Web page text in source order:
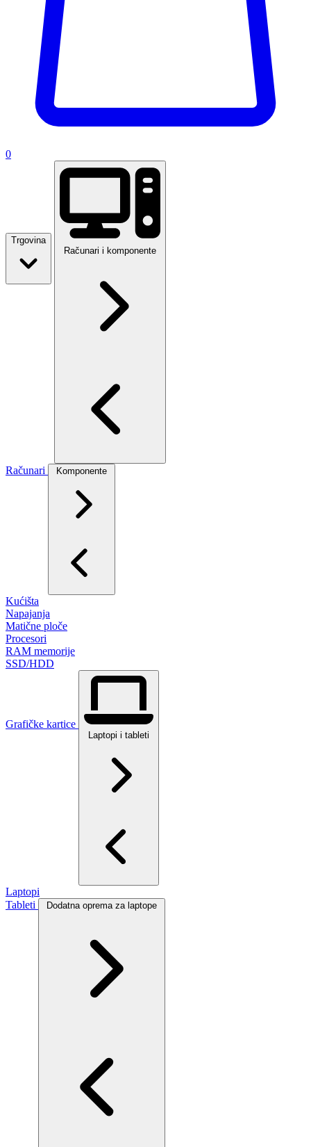
0
Trgovina
Računari i komponente
Računari Komponente
Kućišta
Napajanja
Matične ploče
Procesori
RAM memorije
SSD/HDD
Grafičke kartice
Laptopi i tableti
Laptopi
Tableti
Dodatna oprema za laptope